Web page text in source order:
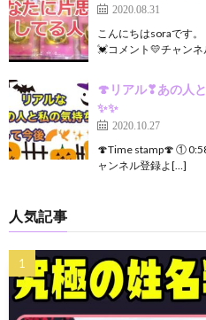
2020.08.31
こんにちはsoraです
💓コメント💛チャン
🍄リアル❣あの人
✨✨
2020.10.27
🍄Time stamp🍄 ①
ャンネル登録よ[…]
人気記事